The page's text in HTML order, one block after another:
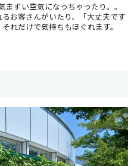
まずい空気になっちゃったり。。
お客さんがいたり、「大丈夫です
れだけで気持ちもほぐれます。